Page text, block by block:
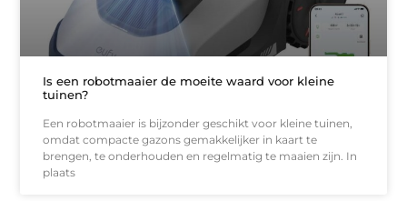
Is een robotmaaier de moeite waard voor kleine
tuinen?
Een robotmaaier is bijzonder geschikt voor kleine tuinen,
omdat compacte gazons gemakkelijker in kaart te
brengen, te onderhouden en regelmatig te maaien zijn. In
plaats